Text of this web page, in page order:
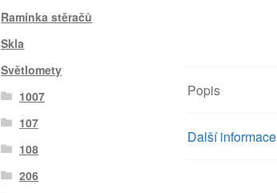
Popis
Další informace
Ramínka stěračů
Skla
Světlomety
1007
107
108
206